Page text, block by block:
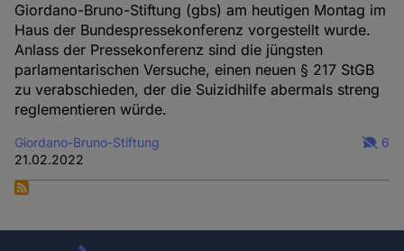
Giordano-Bruno-Stiftung (gbs) am heutigen Montag im
Haus der Bundespressekonferenz vorgestellt wurde.
Anlass der Pressekonferenz sind die jüngsten
parlamentarischen Versuche, einen neuen § 217 StGB
zu verabschieden, der die Suizidhilfe abermals streng
reglementieren würde.
Giordano-Bruno-Stiftung
21.02.2022
6